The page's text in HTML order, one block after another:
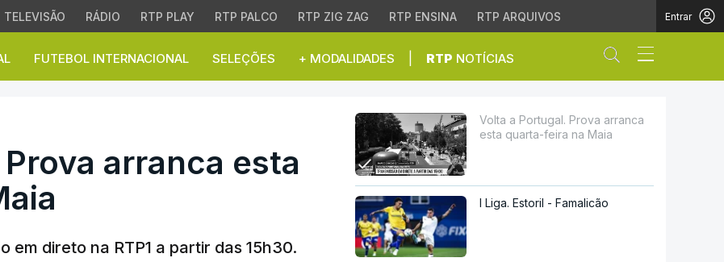
TELEVISÃO RÁDIO RTP PLAY RTP PALCO RTP ZIG ZAG RTP ENSINA RTP ARQUIVOS Entrar
FUTEBOL INTERNACIONAL SELEÇÕES + MODALIDADES RTP NOTÍCIAS Abrir campo
arranca esta quarta-feira na Maia
arranca esta
em direto na RTP1 a partir das 15h30.
Volta a Portugal. Prova arranca
esta quarta-feira na Maia
I Liga. Estoril - Famalicão